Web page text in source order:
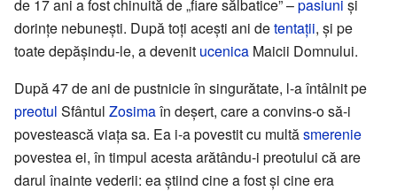
de 17 ani a fost chinuită de „fiare sălbatice” –pasiuni și
dorințe nebunești. După toți acești ani detentații, și pe
toate depășindu-le, a devenit ucenica Maicii Domnului.
După 47 de ani de pustnicie în singurătate, l-a întâlnit pe
preotul Sfântul Zosimaîn deșert, care a convins-o să-i
povestească viața sa. Ea i-a povestit cu multăsmerenie
povestea ei, în timpul acesta arătându-i preotului că are
darul înainte vederii: ea știind cine a fost și cine era